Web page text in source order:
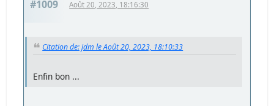
#1009 Août 20, 2023, 18:16:30
Citation de: jdm le Août 20, 2023, 18:10:33
Enfin bon ...